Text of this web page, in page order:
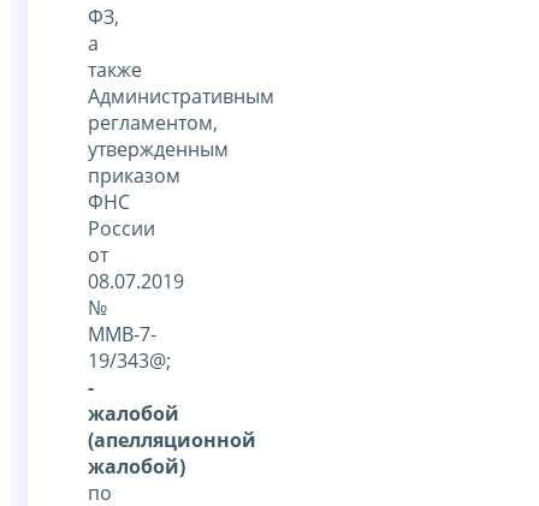
ФЗ,
а
также
Административным
регламентом,
утвержденным
приказом
ФНС
России
от
08.07.2019
№
ММВ-7-
19/343@;
-
жалобой
(апелляционной
жалобой)
по